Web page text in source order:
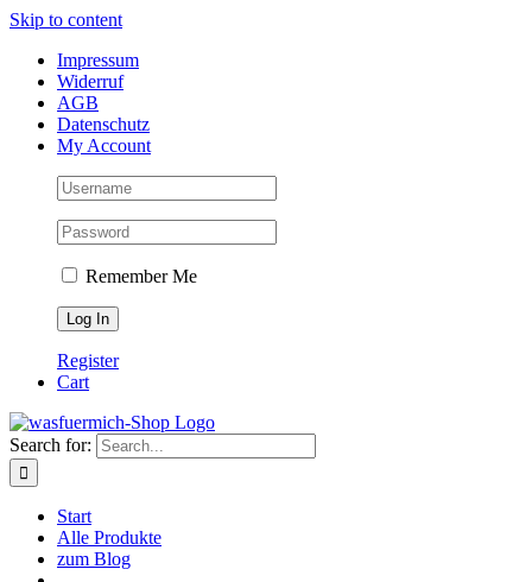
Skip to content
Impressum
Widerruf
AGB
Datenschutz
My Account
Remember Me
Register
Cart
Search for:
Start
Alle Produkte
zum Blog